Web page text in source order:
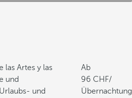
las Artes y las
und
und
Ab
96
/
Übernachtung